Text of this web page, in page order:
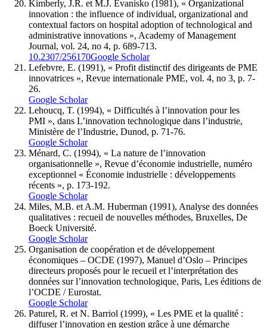
Kimberly, J.R. et M.J. Evanisko (1981), « Organizational
innovation : the influence of individual, organizational and
contextual factors on hospital adoption of technological and
administrative innovations », Academy of Management
Journal, vol. 24, no 4, p. 689-713.
10.2307/256170Google Scholar
Lefebvre, E. (1991), « Profit distinctif des dirigeants de PME
innovatrices », Revue internationale PME, vol. 4, no 3, p. 7-
26.
Google Scholar
Lehoucq, T. (1994), « Difficultés à l’innovation pour les
PMI », dans L’innovation technologique dans l’industrie,
Ministère de l’Industrie, Dunod, p. 71-76.
Google Scholar
Ménard, C. (1994), « La nature de l’innovation
organisationnelle », Revue d’économie industrielle, numéro
exceptionnel « Économie industrielle : développements
récents », p. 173-192.
Google Scholar
Miles, M.B. et A.M. Huberman (1991), Analyse des données
qualitatives : recueil de nouvelles méthodes, Bruxelles, De
Boeck Université.
Google Scholar
Organisation de coopération et de développement
économiques – OCDE (1997), Manuel d’Oslo – Principes
directeurs proposés pour le recueil et l’interprétation des
données sur l’innovation technologique, Paris, Les éditions de
l’OCDE / Eurostat.
Google Scholar
Paturel, R. et N. Barriol (1999), « Les PME et la qualité :
diffuser l’innovation en gestion grâce à une démarche